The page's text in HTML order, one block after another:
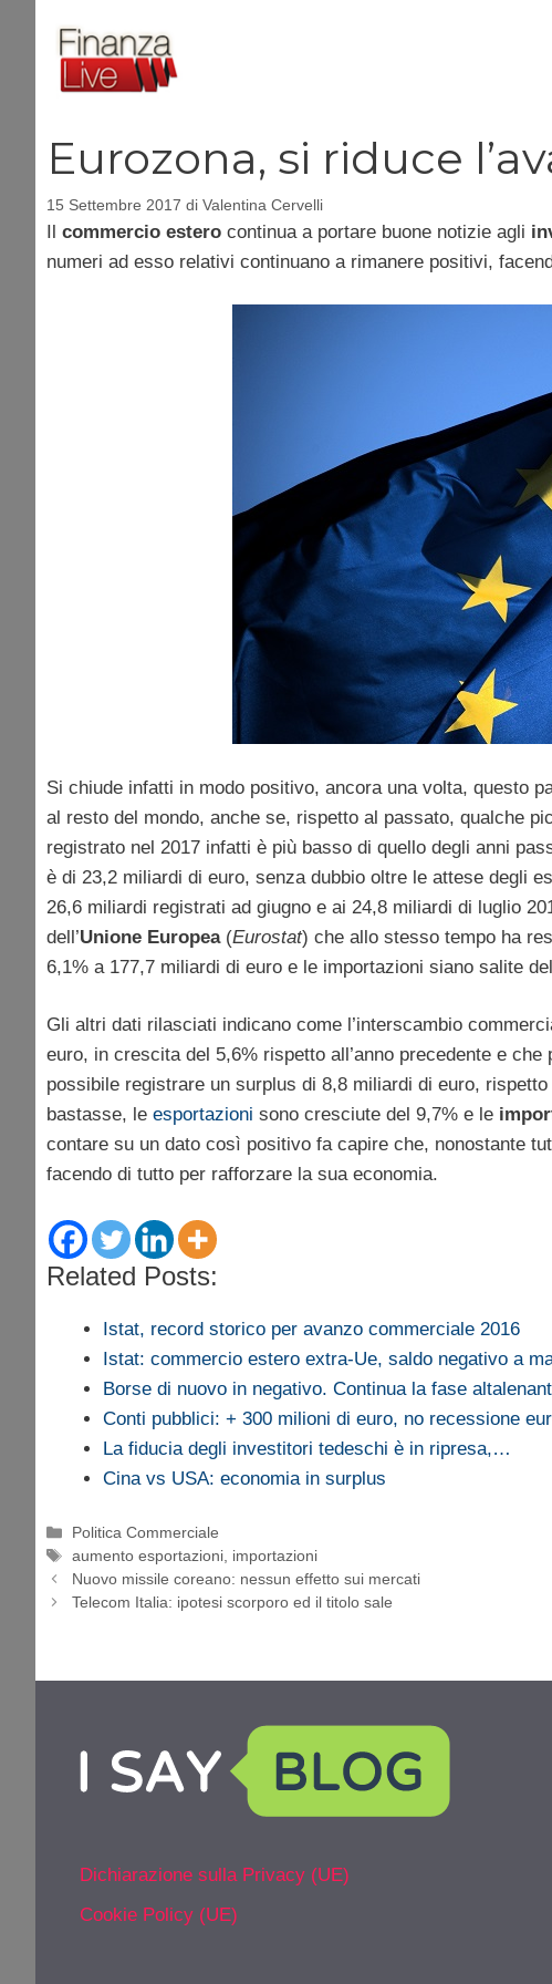
contenuto
Eurozona, si riduce
15 Settembre 2017 di Valentina Cervelli
Il commercio estero continua a portare buone notizie agli
numeri ad esso relativi continuano a rimanere positivi,
Si chiude infatti in modo positivo, ancora una volta, questo
al resto del mondo, anche se, rispetto al passato, qualche
registrato nel 2017 infatti è più basso di quello degli anni
è di 23,2 miliardi di euro, senza dubbio oltre le attese degli
26,6 miliardi registrati ad giugno e ai 24,8 miliardi di luglio
dell’Unione Europea(Eurostat) che allo stesso tempo ha
6,1% a 177,7 miliardi di euro e le importazioni siano salite
Gli altri dati rilasciati indicano come l’interscambio
euro, in crescita del 5,6% rispetto all’anno precedente e
possibile registrare un surplus di 8,8 miliardi di euro,
bastasse, le esportazioni sono cresciute del 9,7% e le
contare su un dato così positivo fa capire che, nonostante
facendo di tutto per rafforzare la sua economia.
Related Posts:
Istat, record storico per avanzo commerciale 2016
Istat: commercio estero extra-Ue, saldo negativo a
Borse di nuovo in negativo. Continua la fase
Conti pubblici: + 300 milioni di euro, no recessione
La fiducia degli investitori tedeschi è in ripresa,…
Cina vs USA: economia in surplus
Categorie
Politica Commerciale
Tag
aumento esportazioni importazioni
Nuovo missile coreano: nessun effetto sui mercati
Telecom Italia: ipotesi scorporo ed il titolo sale
Dichiarazione sulla Privacy (UE)
Cookie Policy (UE)